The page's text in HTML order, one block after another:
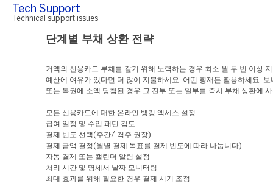
Tech Support
Technical support issues
단계별 부채 상환 전략
거액의 신용카드 부채를 갚기 위해 노력하는 경우 최소 월 두 번 이상
예산에 여유가 있다면 더 많이 지불하세요. 어떤 횡재든 활용하세요. 보
또는 복권에 소액 당첨된 경우 그 전부 또는 일부를 즉시 부채 상환에
모든 신용카드에 대한 온라인 뱅킹 액세스 설정
급여 일정 및 수입 패턴 검토
결제 빈도 선택(주간/ 격주 권장)
결제 금액 결정(월별 결제 목표를 결제 빈도에 따라 나눕니다)
자동 결제 또는 캘린더 알림 설정
처리 시간 및 명세서 날짜 모니터링
최대 효과를 위해 필요한 경우 결제 시기 조정